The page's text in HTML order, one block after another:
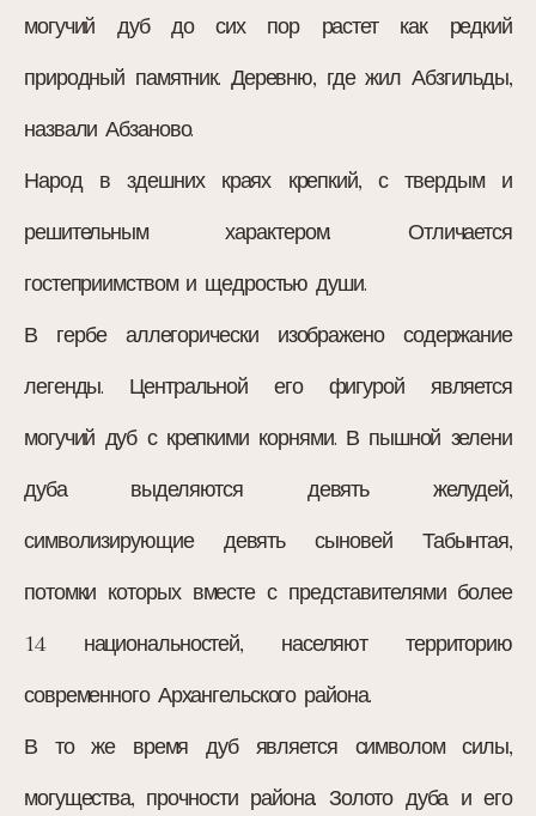
могучий дуб до сих пор растет как редкий
природный памятник. Деревню, где жил Абзгильды,
назвали Абзаново.
Народ в здешних краях крепкий, с твердым и
решительным характером. Отличается
гостеприимством и щедростью души.
В гербе аллегорически изображено содержание
легенды. Центральной его фигурой является
могучий дуб с крепкими корнями. В пышной зелени
дуба выделяются девять желудей,
символизирующие девять сыновей Табынтая,
потомки которых вместе с представителями более
14 национальностей, населяют территорию
современного Архангельского района.
В то же время дуб является символом силы,
могущества, прочности района. Золото дуба и его